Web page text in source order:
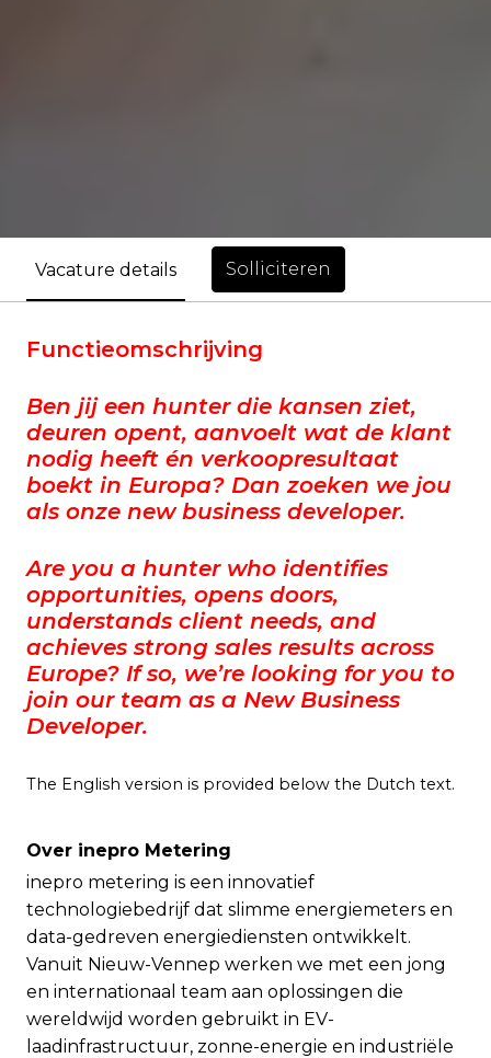
Vacature details Solliciteren
Functieomschrijving
Ben jij een hunter die kansen ziet,
deuren opent, aanvoelt wat de klant
nodig heeft én verkoopresultaat
boekt in Europa? Dan zoeken we jou
als onze new business developer.
Are you a hunter who identifies
opportunities, opens doors,
understands client needs, and
achieves strong sales results across
Europe? If so, we’re looking for you to
join our team as a New Business
Developer.
The English version is provided below the Dutch text.
Over inepro Metering
inepro metering is een innovatief
technologiebedrijf dat slimme energiemeters en
data-gedreven energiediensten ontwikkelt.
Vanuit Nieuw-Vennep werken we met een jong
en internationaal team aan oplossingen die
wereldwijd worden gebruikt in EV-
laadinfrastructuur, zonne-energie en industriële